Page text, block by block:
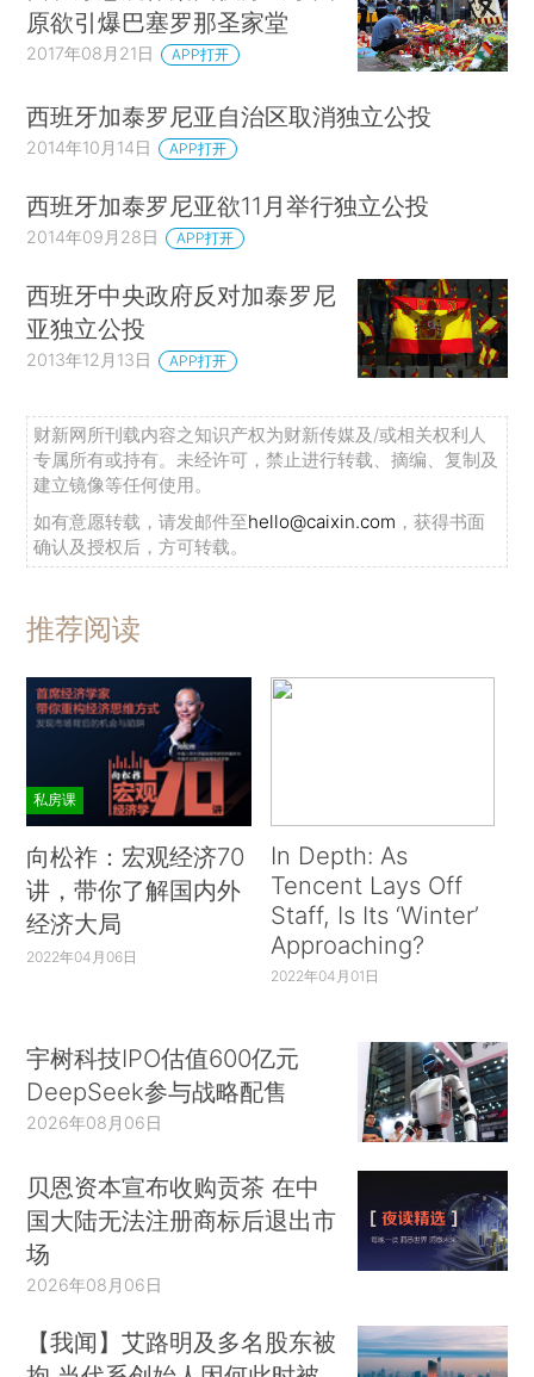
原欲引爆巴塞罗那圣家堂
2017年08月21日 APP打开
西班牙加泰罗尼亚自治区取消独立公投
2014年10月14日 APP打开
西班牙加泰罗尼亚欲11月举行独立公投
2014年09月28日 APP打开
西班牙中央政府反对加泰罗尼
亚独立公投
2013年12月13日 APP打开
财新网所刊载内容之知识产权为财新传媒及/或相关权利人
专属所有或持有。未经许可，禁止进行转载、摘编、复制及
建立镜像等任何使用。
如有意愿转载，请发邮件至hello@caixin.com ，获得书面
确认及授权后，方可转载。
推荐阅读
私房课
向松祚：宏观经济70
讲，带你了解国内外
经济大局
2022年04月06日
In Depth: As
Tencent Lays Off
Staff, Is Its ‘Winter’
Approaching?
2022年04月01日
宇树科技IPO估值600亿元
DeepSeek参与战略配售
2026年08月06日
贝恩资本宣布收购贡茶 在中
国大陆无法注册商标后退出市
场
2026年08月06日
【我闻】艾路明及多名股东被